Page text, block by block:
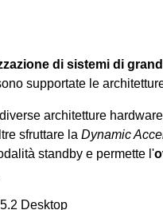
di sistemi di
supportate le
architetture
sfruttare la Dynamic
standby e permette l'
Desktop